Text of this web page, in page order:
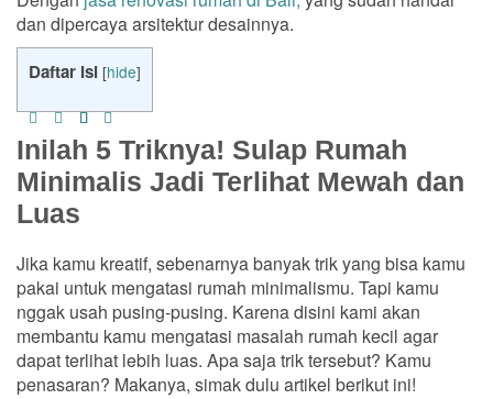
dan dipercaya arsitektur desainnya.
Daftar Isi [hide]
Inilah 5 Triknya! Sulap Rumah
Minimalis Jadi Terlihat Mewah dan
Luas
Jika kamu kreatif, sebenarnya banyak trik yang bisa kamu
pakai untuk mengatasi rumah minimalismu. Tapi kamu
nggak usah pusing-pusing. Karena disini kami akan
membantu kamu mengatasi masalah rumah kecil agar
dapat terlihat lebih luas. Apa saja trik tersebut? Kamu
penasaran? Makanya, simak dulu artikel berikut ini!